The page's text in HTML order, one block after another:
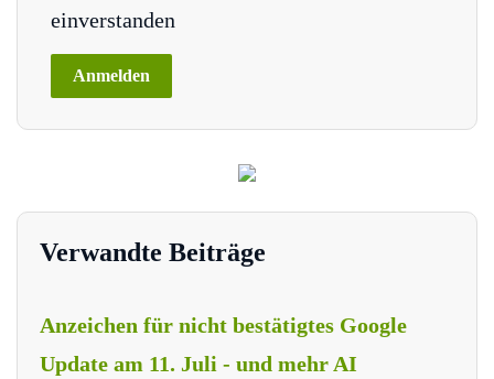
einverstanden
Verwandte Beiträge
Anzeichen für nicht bestätigtes Google
Update am 11. Juli - und mehr AI